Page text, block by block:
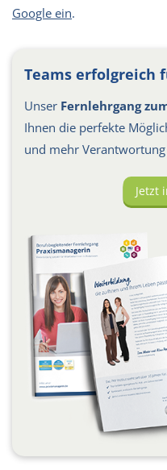
Google ein.
Teams erfolgreich
Unser Fernlehrgang
Ihnen die perfekte
und mehr
Jetzt